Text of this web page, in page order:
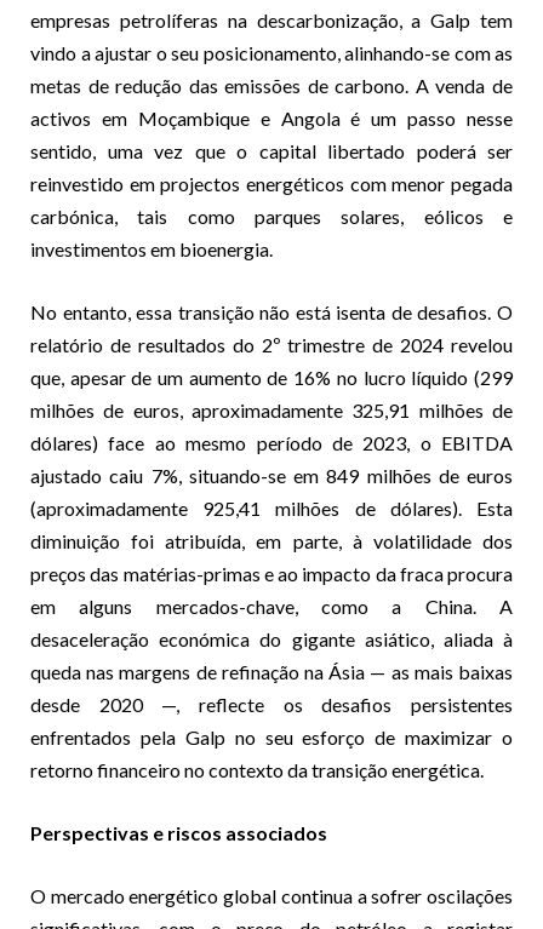
empresas petrolíferas na descarbonização, a Galp tem
vindo a ajustar o seu posicionamento, alinhando-se com as
metas de redução das emissões de carbono. A venda de
activos em Moçambique e Angola é um passo nesse
sentido, uma vez que o capital libertado poderá ser
reinvestido em projectos energéticos com menor pegada
carbónica, tais como parques solares, eólicos e
investimentos em bioenergia.
No entanto, essa transição não está isenta de desafios. O
relatório de resultados do 2º trimestre de 2024 revelou
que, apesar de um aumento de 16% no lucro líquido (299
milhões de euros, aproximadamente 325,91 milhões de
dólares) face ao mesmo período de 2023, o EBITDA
ajustado caiu 7%, situando-se em 849 milhões de euros
(aproximadamente 925,41 milhões de dólares). Esta
diminuição foi atribuída, em parte, à volatilidade dos
preços das matérias-primas e ao impacto da fraca procura
em alguns mercados-chave, como a China. A
desaceleração económica do gigante asiático, aliada à
queda nas margens de refinação na Ásia — as mais baixas
desde 2020 —, reflecte os desafios persistentes
enfrentados pela Galp no seu esforço de maximizar o
retorno financeiro no contexto da transição energética.
Perspectivas e riscos associados
O mercado energético global continua a sofrer oscilações